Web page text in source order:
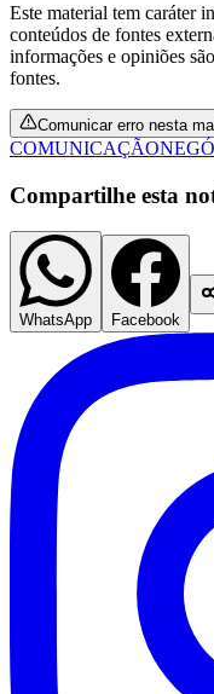
Fluminense
Vasco
Este material tem caráter
conteúdos de fontes
informações e opiniões
fontes.
Comunicar erro nesta
COMUNICAÇÃO
Compartilhe esta
WhatsApp Facebook